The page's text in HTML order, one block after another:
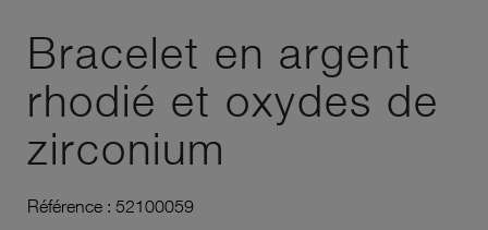
Bracelet en argent
rhodié et oxydes de
zirconium
Référence : 52100059